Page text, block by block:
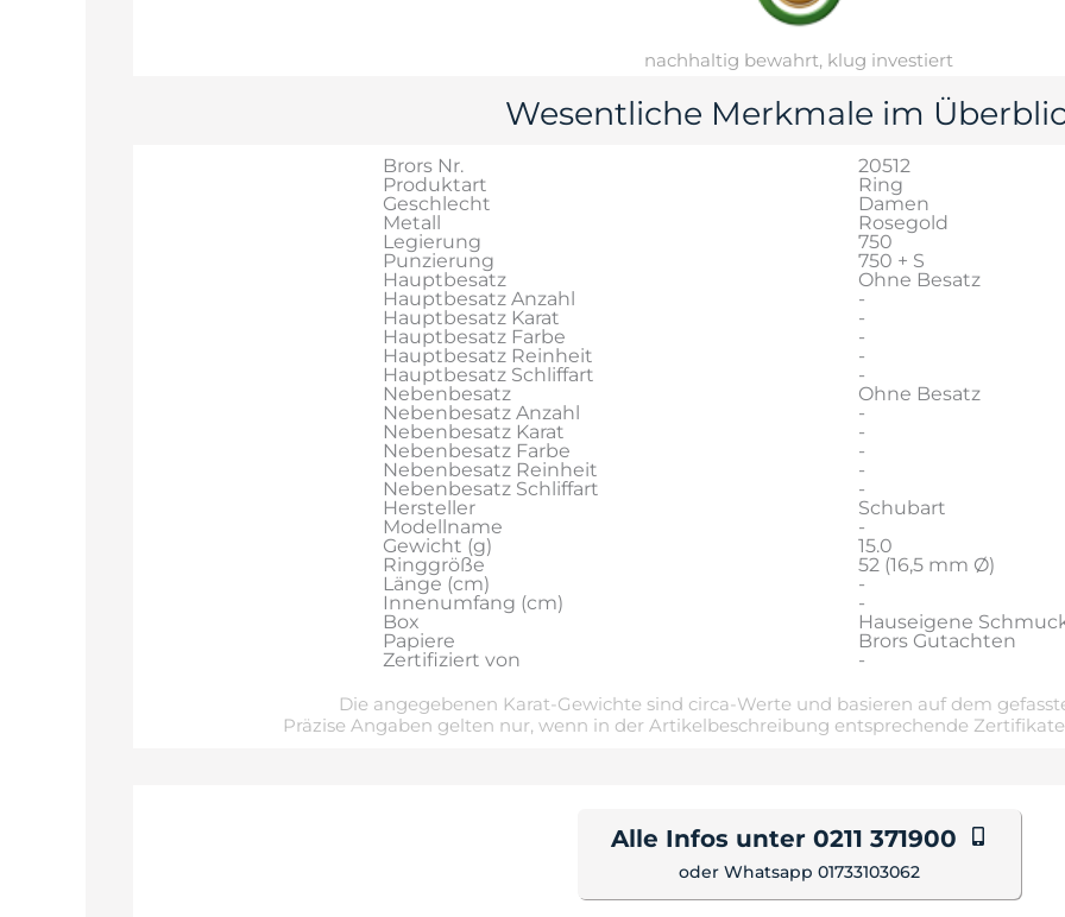
nachhaltig bewahrt, klug investiert
Wesentliche Merkmale im
Brors Nr.
20512
Produktart
Ring
Geschlecht
Damen
Metall
Rosegold
Legierung
750
Punzierung
750 + S
Hauptbesatz
Ohne Besatz
Hauptbesatz Anzahl
-
Hauptbesatz Karat
-
Hauptbesatz Farbe
-
Hauptbesatz Reinheit
-
Hauptbesatz Schliffart
-
Nebenbesatz
Ohne Besatz
Nebenbesatz Anzahl
-
Nebenbesatz Karat
-
Nebenbesatz Farbe
-
Nebenbesatz Reinheit
-
Nebenbesatz Schliffart
-
Hersteller
Schubart
Modellname
-
Gewicht (g)
15.0
Ringgröße
52 (16,5 mm Ø)
Länge (cm)
-
Innenumfang (cm)
-
Box
Hauseigene
Papiere
Brors Gutachten
Zertifiziert von
-
Die angegebenen Karat-Gewichte sind circa-Werte und basieren auf dem
Präzise Angaben gelten nur, wenn in der Artikelbeschreibung entsprechende
Alle Infos unter 0211 371900
oder Whatsapp 01733103062